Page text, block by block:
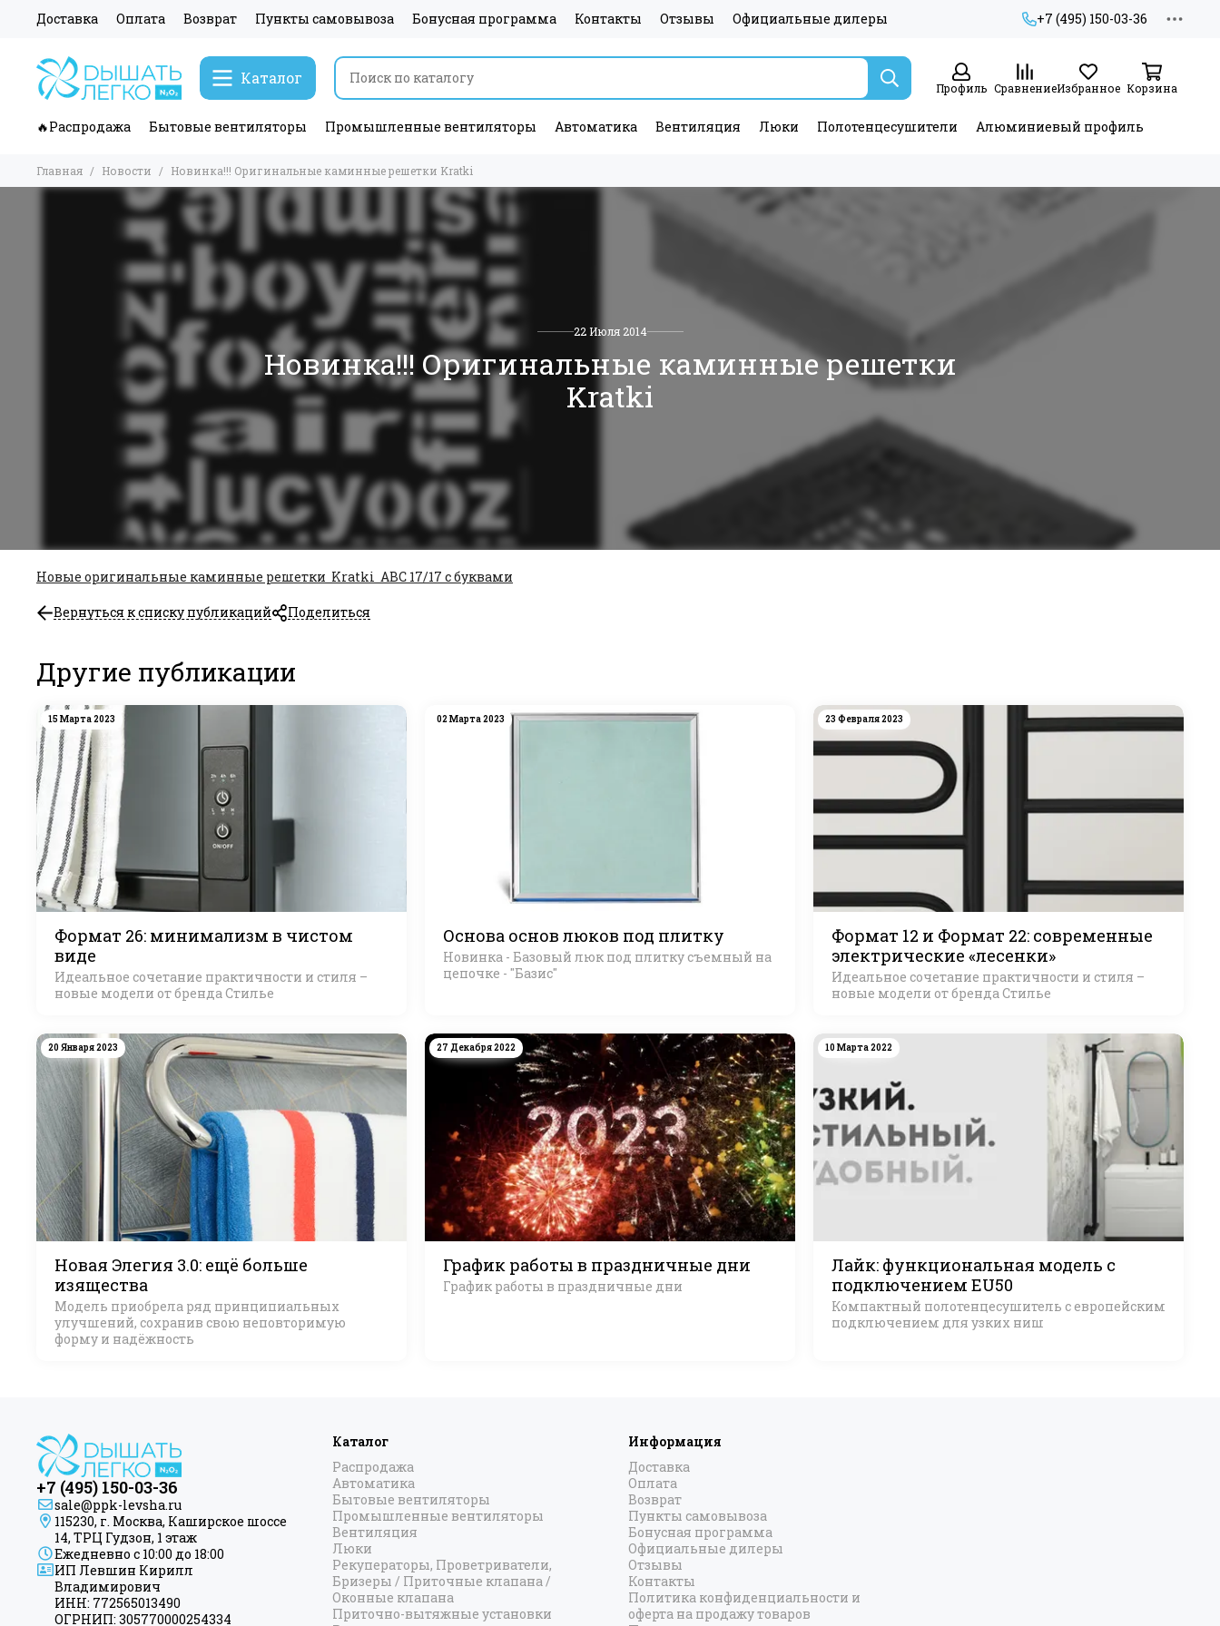
Доставка Оплата Возврат Пункты самовывоза Бонусная программа Контакты Отзывы Официальные дилеры +7 (495) 150-03-36
Каталог
Профиль СравнениеИзбранное Корзина
🔥Распродажа Бытовые вентиляторы Промышленные вентиляторы Автоматика Вентиляция Люки Полотенцесушители Алюминиевый профиль
Главная Новости Новинка!!! Оригинальные каминные решетки Kratki
22 Июля 2014
Новинка!!! Оригинальные каминные решетки
Kratki
Новые оригинальные каминные решетки Kratki ABC 17/17 с буквами
Вернуться к списку публикаций Поделиться
Другие публикации
15 Марта 2023
Формат 26: минимализм в чистом
виде
Идеальное сочетание практичности и стиля –
новые модели от бренда Стилье
02 Марта 2023
Основа основ люков под плитку
Новинка - Базовый люк под плитку съемный на
цепочке - "Базис"
23 Февраля 2023
Формат 12 и Формат 22: современные
электрические «лесенки»
Идеальное сочетание практичности и стиля –
новые модели от бренда Стилье
20 Января 2023
Новая Элегия 3.0: ещё больше
изящества
Модель приобрела ряд принципиальных
улучшений, сохранив свою неповторимую
форму и надёжность
27 Декабря 2022
График работы в праздничные дни
График работы в праздничные дни
10 Марта 2022
Лайк: функциональная модель с
подключением EU50
Компактный полотенцесушитель с европейским
подключением для узких ниш
+7 (495) 150-03-36
sale@ppk-levsha.ru
115230, г. Москва, Каширское шоссе
14, ТРЦ Гудзон, 1 этаж
Ежедневно с 10:00 до 18:00
ИП Левшин Кирилл
Владимирович
ИНН: 772565013490
ОГРНИП: 305770000254334
Каталог
Распродажа
Автоматика
Бытовые вентиляторы
Промышленные вентиляторы
Вентиляция
Люки
Рекуператоры, Проветриватели,
Бризеры / Приточные клапана /
Оконные клапана
Приточно-вытяжные установки
Информация
Доставка
Оплата
Возврат
Пункты самовывоза
Бонусная программа
Официальные дилеры
Отзывы
Контакты
Политика конфиденциальности и
оферта на продажу товаров